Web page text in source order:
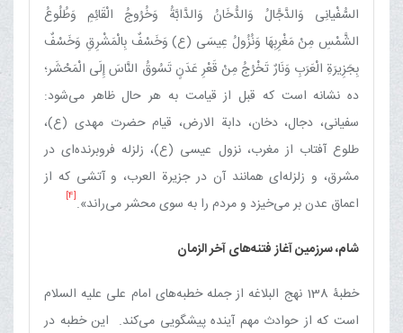
السُّفْیانِی وَالدَّجَّالُ وَالدُّخَانُ وَالدَّابَّةُ وَخُرُوجُ الْقَائِمِ وَطُلُوعُ
الشَّمْسِ مِنْ مَغْرِبِهَا وَنُزُولُ عِیسَی (ع) وَخَسْفٌ بِالْمَشْرِقِ وَخَسْفٌ
بِجَزِیرَةِ الْعَرَبِ وَنَارٌ تَخْرُجُ مِنْ قَعْرِ عَدَنٍ تَسُوقُ النَّاسَ إِلَی الْمَحْشَر؛
ده نشانه است که قبل از قیامت به هر حال ظاهر می‌شود:
سفیانی‏، دجال، دخان، دابة الارض، قیام حضرت مهدی (ع)،
طلوع آفتاب از مغرب، نزول عیسی (ع)، زلزله فروبرنده‌ای در
مشرق، و زلزله‌ای همانند آن در جزیرة العرب، و آتشی که از
اعماق عدن بر می‌خیزد و مردم را به سوی محشر می‌راند».[4]
شام، سرزمین آغاز فتنه‌های آخر الزمان
خطبۀ 138 نهج البلاغه از جمله خطبه‌های امام علی علیه السلام
است که از حوادث مهم آینده پیشگویی می‌کند. این خطبه در